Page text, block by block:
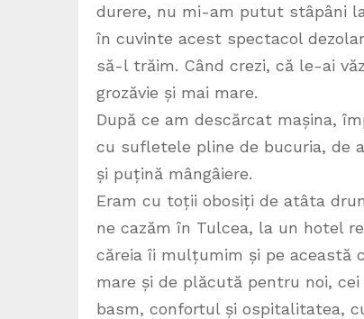
durere, nu mi-am putut stâpâni
în cuvinte acest spectacol
să-l trăim. Când crezi, că le-ai
grozăvie și mai mare.
După ce am descărcat mașina,
cu sufletele pline de bucuria, de
și puțină mângâiere.
Eram cu toții obosiți de atâta
ne cazăm în Tulcea, la un hotel
căreia îi mulțumim și pe această
mare și de plăcută pentru noi,
basm, confortul și ospitalitatea,